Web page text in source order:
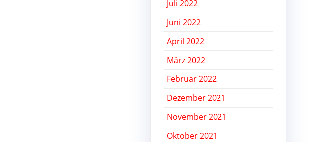
Juli 2022
Juni 2022
April 2022
März 2022
Februar 2022
Dezember 2021
November 2021
Oktober 2021